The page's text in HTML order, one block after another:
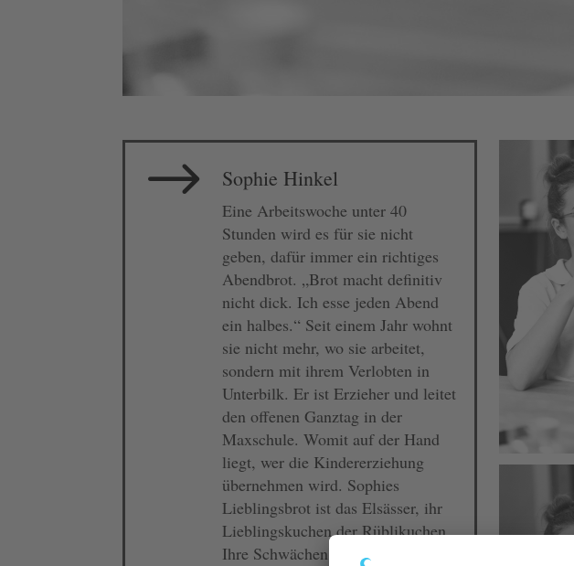
$ Sophie Hinkel
Eine Arbeitswoche unter 40
Stunden wird es für sie nicht
geben, dafür immer ein richtiges
Abendbrot. „Brot macht definitiv
nicht dick. Ich esse jeden Abend
ein halbes.“ Seit einem Jahr wohnt
sie nicht mehr, wo sie arbeitet,
sondern mit ihrem Verlobten in
Unterbilk. Er ist Erzieher und leitet
den offenen Ganztag in der
Maxschule. Womit auf der Hand
liegt, wer die Kindererziehung
übernehmen wird. Sophies
Lieblingsbrot ist das Elsässer, ihr
Lieblingskuchen der Rüblikuchen.
Ihre Schwächen? „Ich bin ein